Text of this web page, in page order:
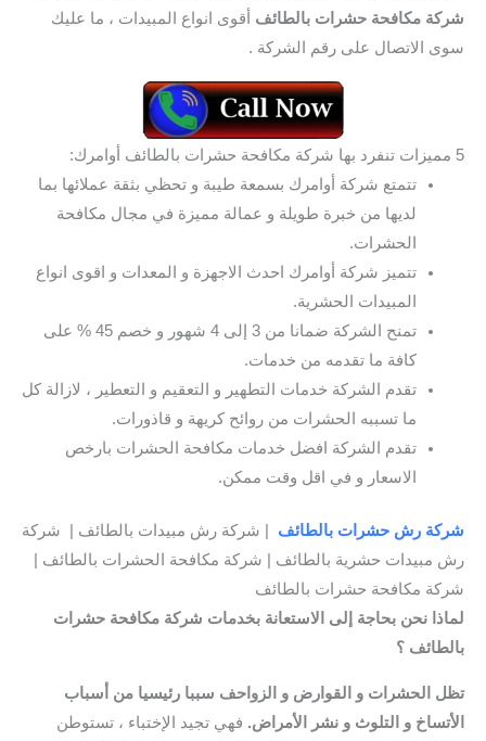
شركة مكافحة حشرات بالطائف أقوى انواع المبيدات ، ما عليك
سوى الاتصال على رقم الشركة .
5 مميزات تنفرد بها شركة مكافحة حشرات بالطائف أوامرك:
تتمتع شركة أوامرك بسمعة طيبة و تحظي بثقة عملائها بما
لديها من خبرة طويلة و عمالة مميزة في مجال مكافحة
الحشرات.
تتميز شركة أوامرك احدث الاجهزة و المعدات و اقوى انواع
المبيدات الحشرية.
تمنح الشركة ضمانا من 3 إلى 4 شهور و خصم 45 % على
كافة ما تقدمه من خدمات.
تقدم الشركة خدمات التطهير و التعقيم و التعطير ، لازالة كل
ما تسببه الحشرات من روائح كريهة و قاذورات.
تقدم الشركة افضل خدمات مكافحة الحشرات بارخص
الاسعار و في اقل وقت ممكن.
شركة رش حشرات بالطائف | شركة رش مبيدات بالطائف | شركة
رش مبيدات حشرية بالطائف | شركة مكافحة الحشرات بالطائف |
شركة مكافحة حشرات بالطائف
لماذا نحن بحاجة إلى الاستعانة بخدمات شركة مكافحة حشرات
بالطائف ؟
تظل الحشرات و القوارض و الزواحف سببا رئيسيا من أسباب
الأتساخ و التلوث و نشر الأمراض. فهي تجيد الإختباء ، تستوطن